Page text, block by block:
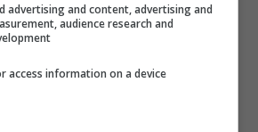
advertising and content, advertising and
audience research and
access information on a device